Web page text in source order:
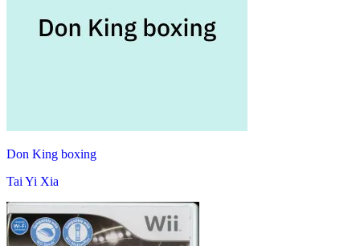
Don King boxing
Tai Yi Xia